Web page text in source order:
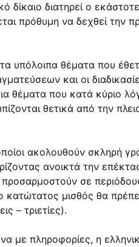
διατηρεί ο
πρόθυμη να δεχθεί την
υπόλοιπα θέματα που
και οι
θέματα που κατά κύριο
θετικά από την
ακολουθούν σκληρή
ανοικτά την
σε
μισθός θα
– τριετίες).
με πληροφορίες, η